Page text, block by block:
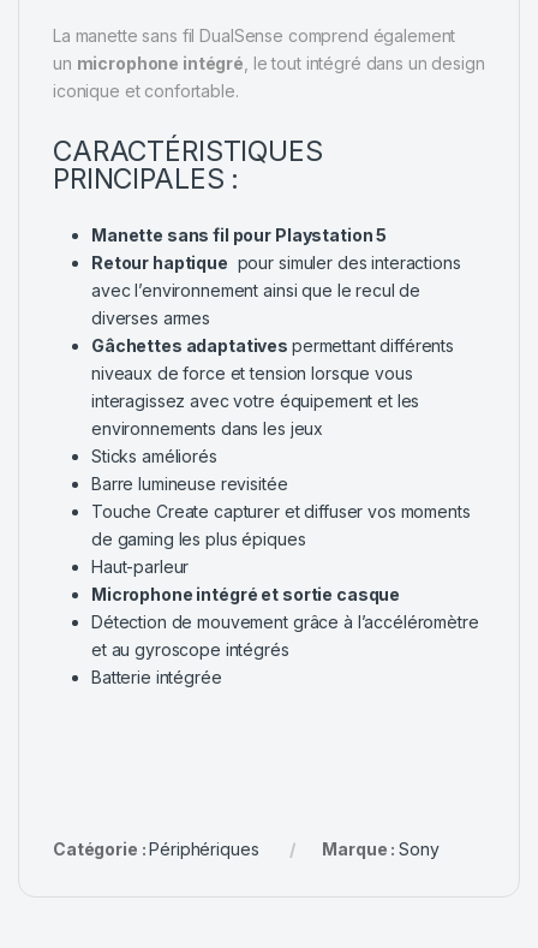
La manette sans fil DualSense comprend également
un microphone intégré , le tout intégré dans un design
iconique et confortable.
CARACTÉRISTIQUES
PRINCIPALES :
Manette sans fil pour Playstation 5
Retour haptique pour simuler des interactions
avec l’environnement ainsi que le recul de
diverses armes
Gâchettes adaptatives permettant différents
niveaux de force et tension lorsque vous
interagissez avec votre équipement et les
environnements dans les jeux
Sticks améliorés
Barre lumineuse revisitée
Touche Create capturer et diffuser vos moments
de gaming les plus épiques
Haut-parleur
Microphone intégré et sortie casque
Détection de mouvement grâce à l’accéléromètre
et au gyroscope intégrés
Batterie intégrée
Catégorie :Périphériques Marque : Sony